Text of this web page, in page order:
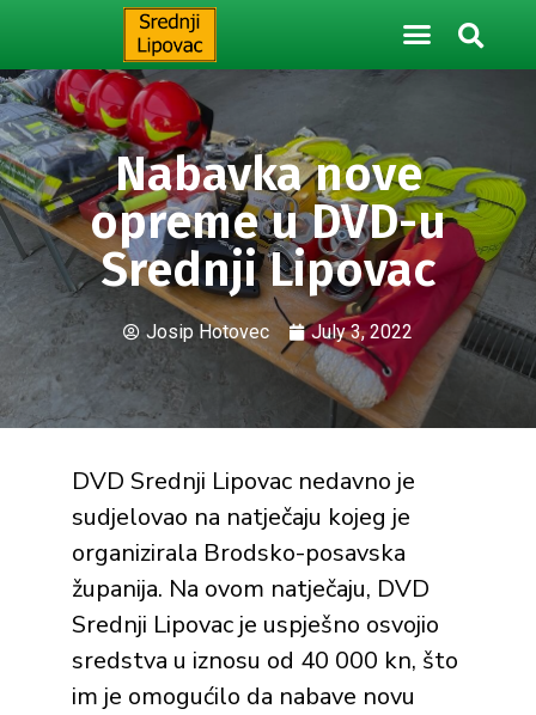
Nabavka nove
opreme u DVD-u
Srednji Lipovac
Josip Hotovec July 3, 2022
DVD Srednji Lipovac nedavno je
sudjelovao na natječaju kojeg je
organizirala Brodsko-posavska
županija. Na ovom natječaju, DVD
Srednji Lipovac je uspješno osvojio
sredstva u iznosu od 40 000 kn, što
im je omogućilo da nabave novu